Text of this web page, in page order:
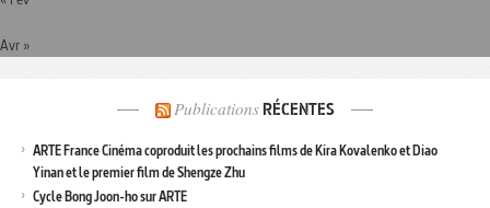
Avr »
Publications RÉCENTES
ARTE France Cinéma coproduit les prochains films de Kira Kovalenko et Diao
Yinan et le premier film de Shengze Zhu
Cycle Bong Joon-ho sur ARTE